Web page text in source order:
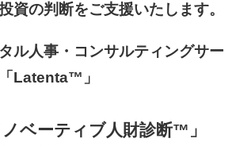
資の判断をご支援いたします。
ル人事・コンサルティングサー
Latenta™」
ノベーティブ人財診断™」